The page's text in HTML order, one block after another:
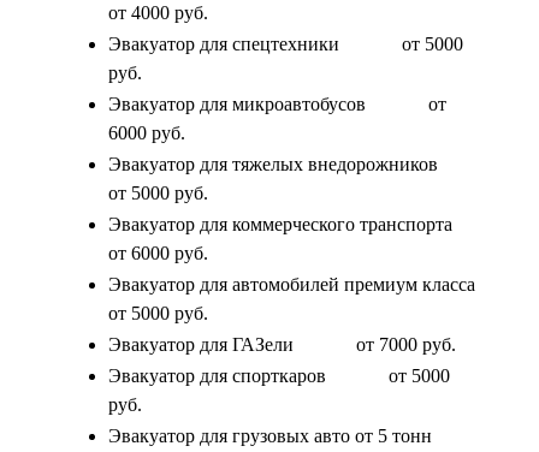
от 4000 руб.
Эвакуатор для спецтехники
от 5000
руб.
Эвакуатор для микроавтобусов
от
6000 руб.
Эвакуатор для тяжелых внедорожников
от 5000 руб.
Эвакуатор для коммерческого транспорта
от 6000 руб.
Эвакуатор для автомобилей премиум класса
от 5000 руб.
Эвакуатор для ГАЗели
от 7000 руб.
Эвакуатор для спорткаров
от 5000
руб.
Эвакуатор для грузовых авто от 5 тонн